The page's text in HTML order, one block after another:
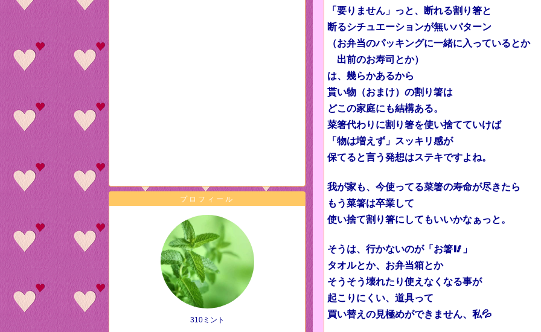
プロフィール
310ミント
「要りません」っと、断れる割り箸と
断るシチュエーションが無いパターン
（お弁当のパッキングに一緒に入っているとか
出前のお寿司とか）
は、幾らかあるから
貰い物（おまけ）の割り箸は
どこの家庭にも結構ある。
菜箸代わりに割り箸を使い捨てていけば
「物は増えず」スッキリ感が
保てると言う発想はステキですよね。
我が家も、今使ってる菜箸の寿命が尽きたら
もう菜箸は卒業して
使い捨て割り箸にしてもいいかなぁっと。
そうは、行かないのが「お箸🥢」
タオルとか、お弁当箱とか
そうそう壊れたり使えなくなる事が
起こりにくい、道具って
買い替えの見極めができません、私💦